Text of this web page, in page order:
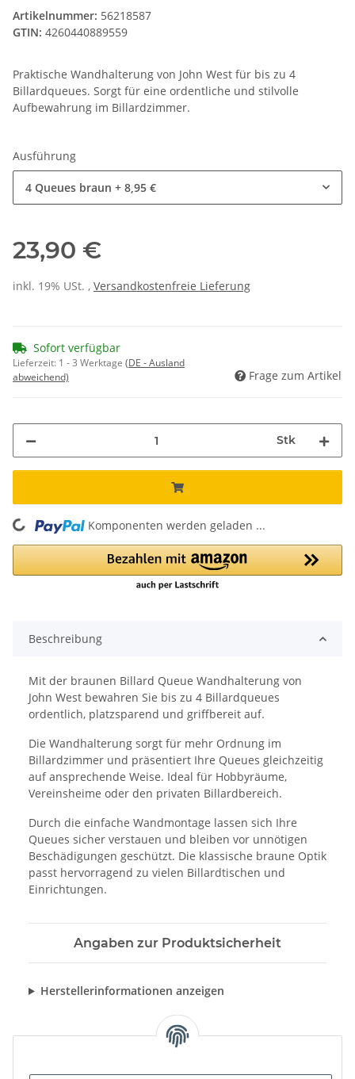
Artikelnummer: 56218587
GTIN: 4260440889559
Praktische Wandhalterung von John West für bis zu 4
Billardqueues. Sorgt für eine ordentliche und stilvolle
Aufbewahrung im Billardzimmer.
Ausführung
4 Queues braun + 8,95 €
23,90 €
inkl. 19% USt. , Versandkostenfreie Lieferung
Sofort verfügbar
Lieferzeit: 1 - 3 Werktage (DE - Ausland
abweichend)
Frage zum Artikel
Stk
Loading... Komponenten werden geladen ...
Beschreibung
Mit der braunen Billard Queue Wandhalterung von
John West bewahren Sie bis zu 4 Billardqueues
ordentlich, platzsparend und griffbereit auf.
Die Wandhalterung sorgt für mehr Ordnung im
Billardzimmer und präsentiert Ihre Queues gleichzeitig
auf ansprechende Weise. Ideal für Hobbyräume,
Vereinsheime oder den privaten Billardbereich.
Durch die einfache Wandmontage lassen sich Ihre
Queues sicher verstauen und bleiben vor unnötigen
Beschädigungen geschützt. Die klassische braune Optik
passt hervorragend zu vielen Billardtischen und
Einrichtungen.
Angaben zur Produktsicherheit
Herstellerinformationen anzeigen